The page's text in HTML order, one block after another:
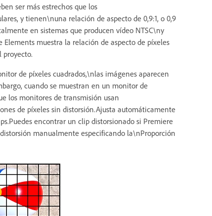
ser más estrechos que los
y tienen\nuna relación de aspecto de 0,9:1, o 0,9
en sistemas que producen vídeo NTSC\ny
muestra la relación de aspecto de píxeles
de píxeles cuadrados,\nlas imágenes aparecen
cuando se muestran en un monitor de
los monitores de transmisión usan
de píxeles sin distorsión.Ajusta automáticamente
encontrar un clip distorsionado si Premiere
manualmente especificando la\nProporción